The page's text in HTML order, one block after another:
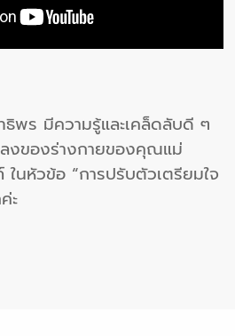
ร มีความรู้และเคล็ดลับดี ๆ
งของร่างกายของคุณแม่
นหัวข้อ “การปรับตัวเตรียมใจ
ะ